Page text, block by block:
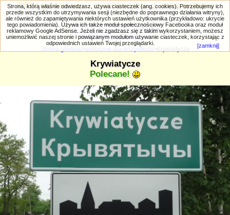
PRIV.gtlodz.eu - czyli trochę ;) inna galeria
Wyszukiwanie zaawansowane
Strona główna widoczne dla wszystkich >Krywiatycze
Krywiatycze
Polecane!
Strona, którą właśnie odwiedzasz, używa ciasteczek (ang. cookies). Potrzebujemy ich
przede wszystkim do utrzymywania sesji (niezbędne do poprawnego działania witryny),
ale również do zapamiętywania niektórych ustawień użytkownika (przykładowo: ukrycie
tego powiadomienia). Używa ich także moduł społecznościowy Facebooka oraz moduł
reklamowy Google AdSense. Jeżeli nie zgadzasz się z takim wykorzystaniem, możesz
uniemożliwić naszej stronie i powiązanym modułom używanie ciasteczek, korzystając z
odpowiednich ustawień Twojej przeglądarki.
[zamknij]